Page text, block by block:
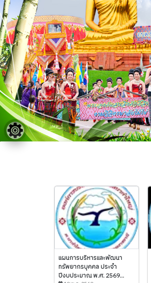
แผนการบริหารและพัฒนา
ทรัพยากรบุคคล ประจำ
ปีงบประมาณ พ.ศ. 2569...